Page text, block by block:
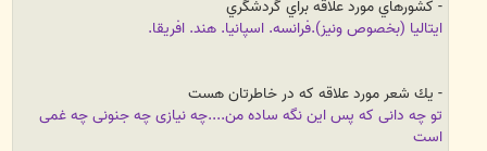
- كشورهاي مورد علاقه براي گردشگري
ایتالیا (بخصوص ونیز).فرانسه. اسپانیا. هند. افریقا.
- يك شعر مورد علاقه كه در خاطرتان هست
تو چه دانی که پس این نگه ساده من....چه نیازی چه جنونی چه غمی
است